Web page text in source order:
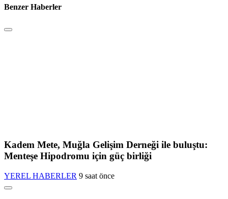
Benzer Haberler
Kadem Mete, Muğla Gelişim Derneği ile buluştu:
Menteşe Hipodromu için güç birliği
YEREL HABERLER 9 saat önce